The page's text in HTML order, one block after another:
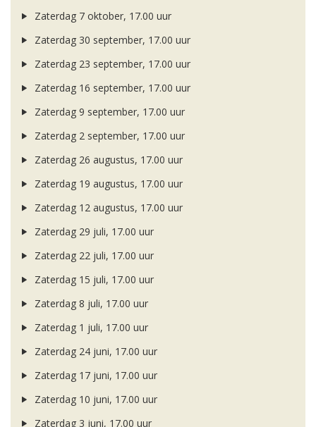
Zaterdag 7 oktober, 17.00 uur
Zaterdag 30 september, 17.00 uur
Zaterdag 23 september, 17.00 uur
Zaterdag 16 september, 17.00 uur
Zaterdag 9 september, 17.00 uur
Zaterdag 2 september, 17.00 uur
Zaterdag 26 augustus, 17.00 uur
Zaterdag 19 augustus, 17.00 uur
Zaterdag 12 augustus, 17.00 uur
Zaterdag 29 juli, 17.00 uur
Zaterdag 22 juli, 17.00 uur
Zaterdag 15 juli, 17.00 uur
Zaterdag 8 juli, 17.00 uur
Zaterdag 1 juli, 17.00 uur
Zaterdag 24 juni, 17.00 uur
Zaterdag 17 juni, 17.00 uur
Zaterdag 10 juni, 17.00 uur
Zaterdag 3 juni, 17.00 uur